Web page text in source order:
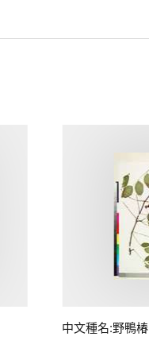
中文種名:野鴨椿